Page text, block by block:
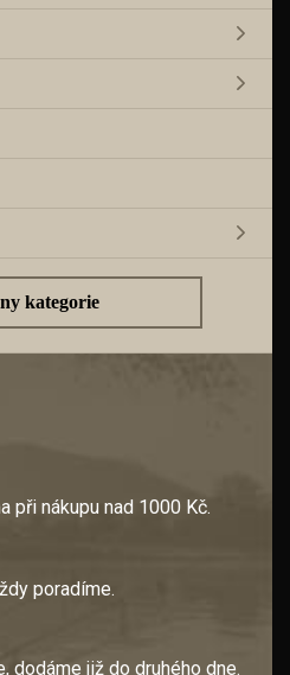
kategorie
při nákupu nad 1000 Kč.
poradíme.
dodáme již do druhého dne.